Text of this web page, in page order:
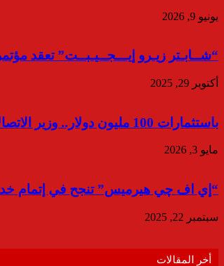
يونيو 9, 2026
“شــابـتر زيـرو إيـــجــيـبــت” تعقد مؤتمرها السنوي 2025 تحت عنوان:”
أكتوبر 29, 2025
باستثمارات 100 مليون دولار.. وزير الاتصالات يتفقد مصنع «سامسونج» ببني سويف
مايو 3, 2026
“إي اف چي هيرميس” تنجح في إتمام
سبتمبر 22, 2025
أخر المقالات